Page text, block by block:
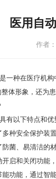
医用自
作者
种在医疗机构
体形象，还为
以下特点和优
安全保护装置
、易清洁的材
和关闭功能，
能，通过智能